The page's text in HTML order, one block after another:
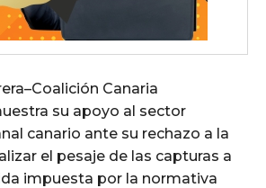
Canaria
su apoyo al sector
canario ante su rechazo a la
el pesaje de las capturas a
impuesta por la normativa